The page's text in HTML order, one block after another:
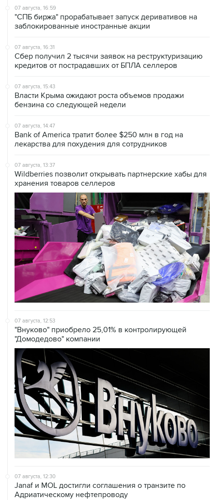
07 августа, 16:59
"СПБ биржа" прорабатывает запуск деривативов на
заблокированные иностранные акции
07 августа, 16:31
Сбер получил 2 тысячи заявок на реструктуризацию
кредитов от пострадавших от БПЛА селлеров
07 августа, 15:43
Власти Крыма ожидают роста объемов продажи
бензина со следующей недели
07 августа, 14:47
Bank of America тратит более $250 млн в год на
лекарства для похудения для сотрудников
07 августа, 13:37
Wildberries позволит открывать партнерские хабы для
хранения товаров селлеров
07 августа, 12:53
"Внуково" приобрело 25,01% в контролирующей
"Домодедово" компании
07 августа, 12:30
Janaf и MOL достигли соглашения о транзите по
Адриатическому нефтепроводу